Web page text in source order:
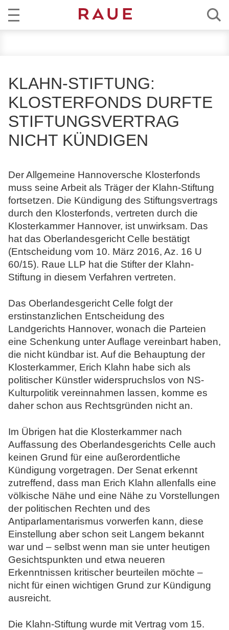
s
n
w
t
e
u
n
d
N
o
t
a
e
KARRIERE
ÜBER RAUE
EN DE
KLAHN-STIFTUNG:
KLOSTERFONDS DURFTE
STIFTUNGSVERTRAG
NICHT KÜNDIGEN
Der Allgemeine Hannoversche Klosterfonds
muss seine Arbeit als Träger der Klahn-Stiftung
fortsetzen. Die Kündigung des Stiftungsvertrags
durch den Klosterfonds, vertreten durch die
Klosterkammer Hannover, ist unwirksam. Das
hat das Oberlandesgericht Celle bestätigt
(Entscheidung vom 10. März 2016, Az. 16 U
60/15). Raue LLP hat die Stifter der Klahn-
Stiftung in diesem Verfahren vertreten.
Das Oberlandesgericht Celle folgt der
erstinstanzlichen Entscheidung des
Landgerichts Hannover, wonach die Parteien
eine Schenkung unter Auflage vereinbart haben,
die nicht kündbar ist. Auf die Behauptung der
Klosterkammer, Erich Klahn habe sich als
politischer Künstler widerspruchslos von NS-
Kulturpolitik vereinnahmen lassen, komme es
daher schon aus Rechtsgründen nicht an.
Im Übrigen hat die Klosterkammer nach
Auffassung des Oberlandesgerichts Celle auch
keinen Grund für eine außerordentliche
Kündigung vorgetragen. Der Senat erkennt
zutreffend, dass man Erich Klahn allenfalls eine
völkische Nähe und eine Nähe zu Vorstellungen
der politischen Rechten und des
Antiparlamentarismus vorwerfen kann, diese
Einstellung aber schon seit Langem bekannt
war und – selbst wenn man sie unter heutigen
Gesichtspunkten und etwa neueren
Erkenntnissen kritischer beurteilen möchte –
nicht für einen wichtigen Grund zur Kündigung
ausreicht.
Die Klahn-Stiftung wurde mit Vertrag vom 15.